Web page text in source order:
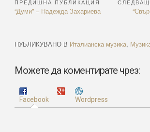
Навигация
ПРЕДИШНА ПУБЛИКАЦИЯ
Previous
“Думи” – Надежда Захариева
Next
ПУБЛИКУВАНО В Италианска музика,
Можете да коментирате чрез:
Facebook Wordpress